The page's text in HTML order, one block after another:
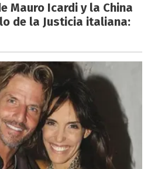
Mauro Icardi y la China
de la Justicia italiana: